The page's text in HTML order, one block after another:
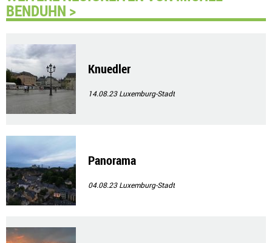
BENDUHN >
Knuedler
14.08.23Luxemburg-Stadt
Panorama
04.08.23Luxemburg-Stadt